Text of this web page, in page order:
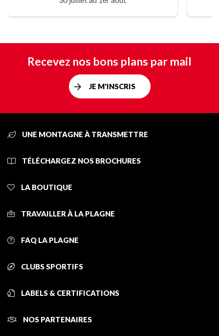
Recevez nos bons plans par mail
JE M'INSCRIS
UNE MONTAGNE À TRANSMETTRE
TÉLÉCHARGEZ NOS BROCHURES
LA BOUTIQUE
TRAVAILLER À LA PLAGNE
FAQ LA PLAGNE
CLUBS SPORTIFS
LABELS & CERTIFICATIONS
NOS PARTENAIRES